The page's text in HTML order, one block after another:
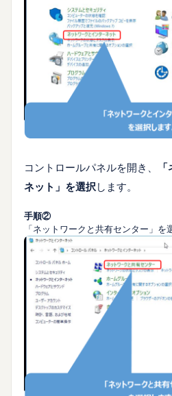
コントロールパネルを開き、
ネット」を選択します。
手順②
「ネットワークと共有センター」を